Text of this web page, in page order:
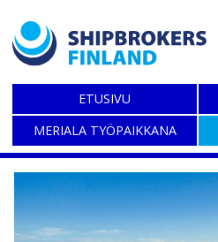
ETUSIVU
MERIALATYÖPAIKKANA